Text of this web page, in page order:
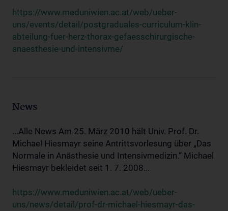
https://www.meduniwien.ac.at/web/ueber-
uns/events/detail/postgraduales-curriculum-klin-
abteilung-fuer-herz-thorax-gefaesschirurgische-
anaesthesie-und-intensivme/
News
...Alle News Am 25. März 2010 hält Univ. Prof. Dr.
Michael Hiesmayr seine Antrittsvorlesung über „Das
Normale in Anästhesie und Intensivmedizin.“ Michael
Hiesmayr bekleidet seit 1. 7. 2008...
https://www.meduniwien.ac.at/web/ueber-
uns/news/detail/prof-dr-michael-hiesmayr-das-